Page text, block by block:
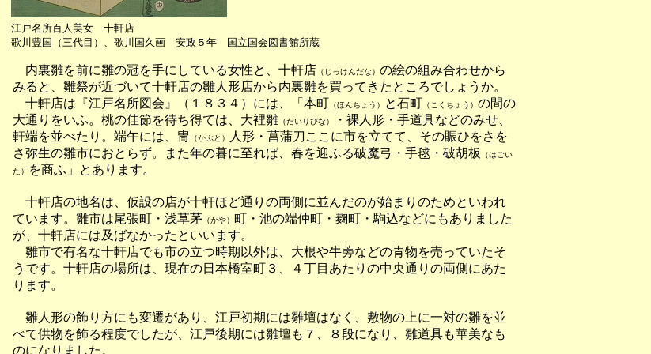
江戸名所百人美女 十軒店
歌川豊国（三代目）、歌川国久画 安政５年 国立国会図書館所蔵
内裏雛を前に雛の冠を手にしている女性と、十軒店 （じっけんだな） の絵の組み合わせから
みると、雛祭が近づいて十軒店の雛人形店から内裏雛を買ってきたところでしょうか。
十軒店は『江戸名所図会』（１８３４）には、「本町 （ほんちょう） と石町 （こくちょう） の間の
大通りをいふ。桃の佳節を待ち得ては、大裡雛 （だいりびな）
・裸人形・手道具などのみせ、
軒端を並べたり。端午には、冑
（かぶと）
人形・菖蒲刀ここに市を立てて、その賑ひをさを
さ弥生の雛市におとらず。また年の暮に至れば、春を迎ふる破魔弓・手毬・破胡板
（はごい
た）
を商ふ」とあります。
十軒店の地名は、仮設の店が十軒ほど通りの両側に並んだのが始まりのためといわれ
ています。雛市は尾張町・浅草茅 （かや） 町・池の端仲町・麹町・駒込などにもありました
が、十軒店には及ばなかったといいます。
雛市で有名な十軒店でも市の立つ時期以外は、大根や牛蒡などの青物を売っていたそ
うです。十軒店の場所は、現在の日本橋室町３、４丁目あたりの中央通りの両側にあた
ります。
雛人形の飾り方にも変遷があり、江戸初期には雛壇はなく、敷物の上に一対の雛を並
べて供物を飾る程度でしたが、江戸後期には雛壇も７、８段になり、雛道具も華美なも
のになりました。